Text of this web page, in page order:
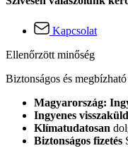
Kapcsolat
Ellenőrzött minőség
Biztonságos és
Magyarország:
Ingyenes
Klímatudatosan
Biztonságos fizetés